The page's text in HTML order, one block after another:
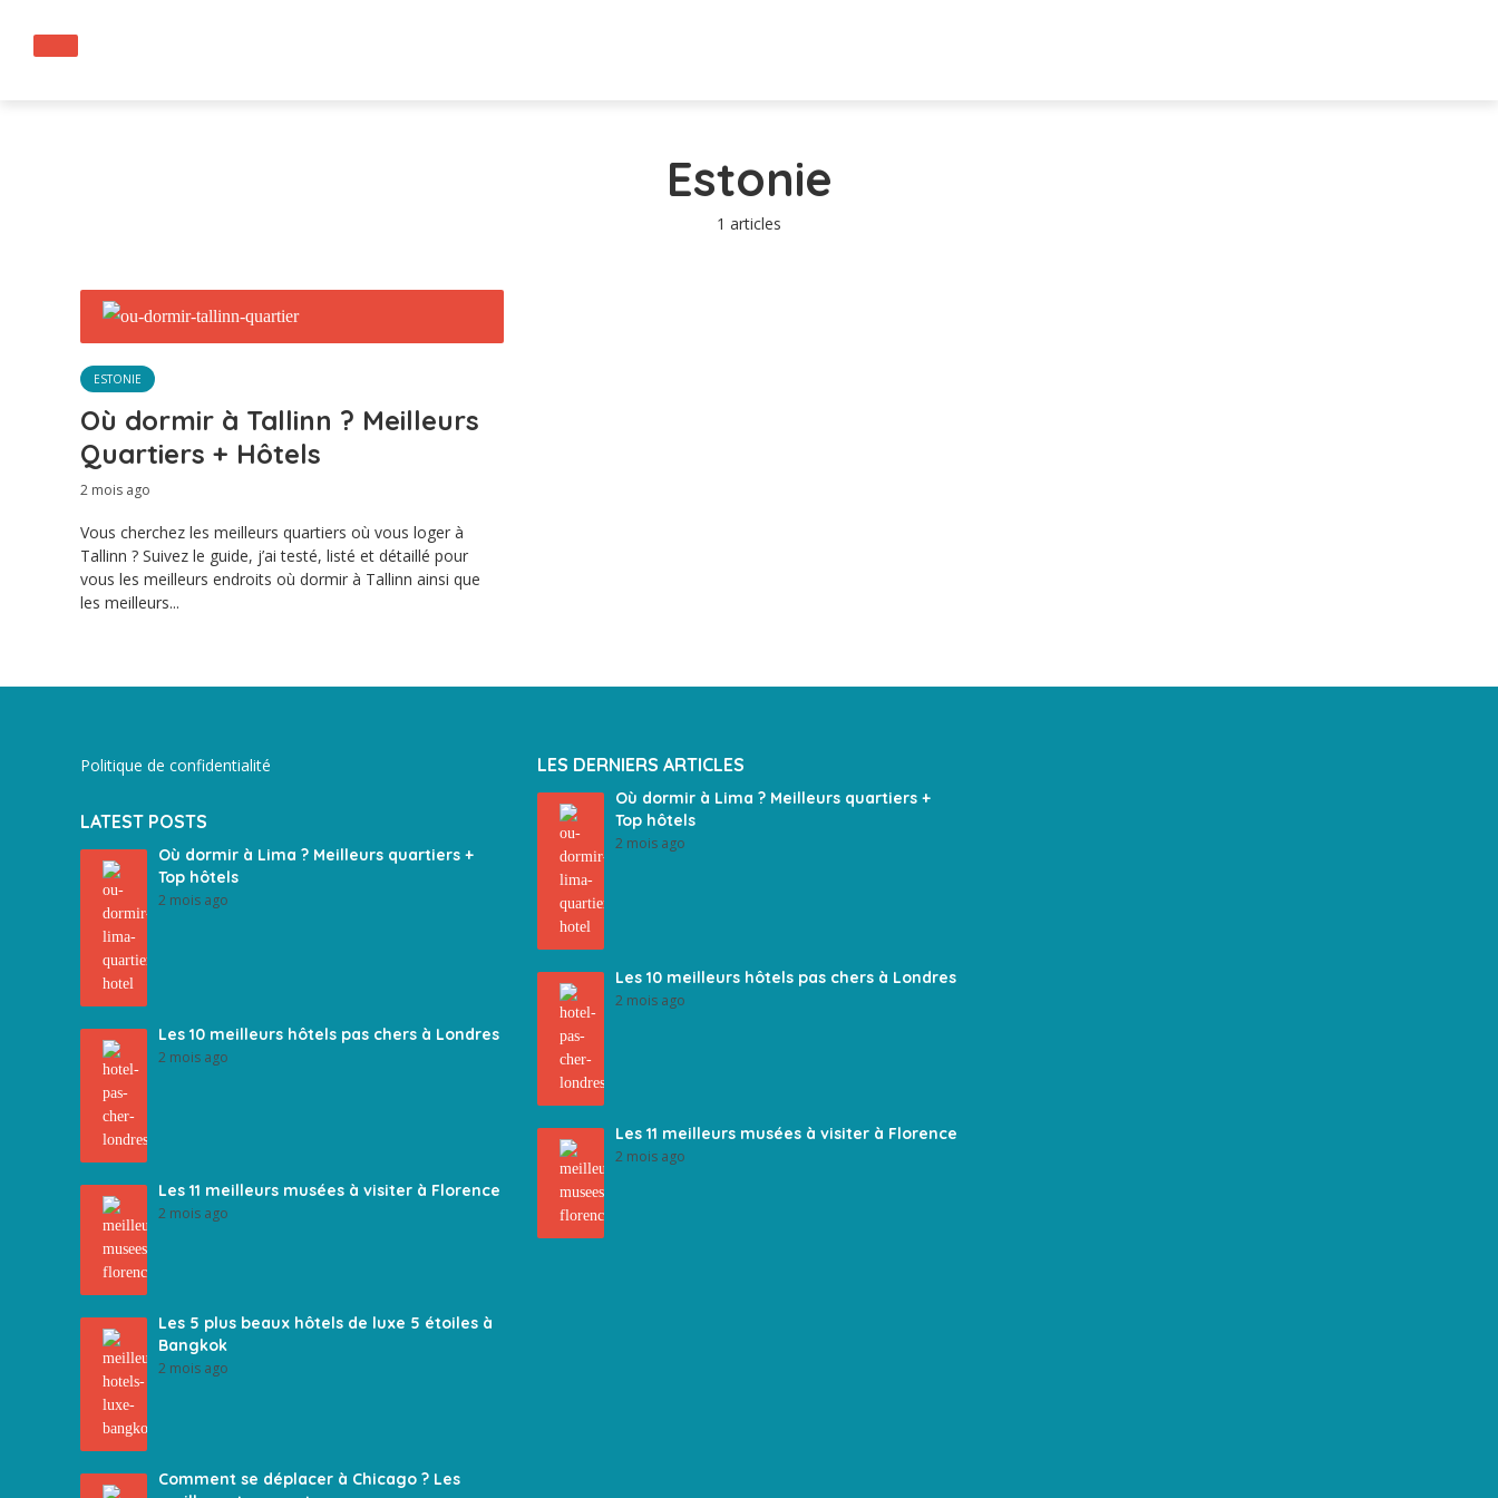
Estonie
1 articles
ESTONIE
Où dormir à Tallinn ? Meilleurs
Quartiers + Hôtels
2 mois ago
Vous cherchez les meilleurs quartiers où vous loger à
Tallinn ? Suivez le guide, j’ai testé, listé et détaillé pour
vous les meilleurs endroits où dormir à Tallinn ainsi que
les meilleurs...
Politique de confidentialité
LATEST POSTS
Où dormir à Lima ? Meilleurs quartiers +
Top hôtels
2 mois ago
Les 10 meilleurs hôtels pas chers à Londres
2 mois ago
Les 11 meilleurs musées à visiter à Florence
2 mois ago
Les 5 plus beaux hôtels de luxe 5 étoiles à
Bangkok
2 mois ago
Comment se déplacer à Chicago ? Les
LES DERNIERS ARTICLES
Où dormir à Lima ? Meilleurs quartiers +
Top hôtels
2 mois ago
Les 10 meilleurs hôtels pas chers à Londres
2 mois ago
Les 11 meilleurs musées à visiter à Florence
2 mois ago